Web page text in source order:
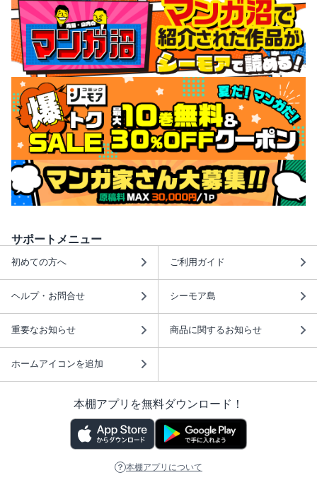
サポートメニュー
初めての方へ ご利用ガイド
ヘルプ・お問合せ シーモア島
重要なお知らせ 商品に関するお知らせ
ホームアイコンを追加
本棚アプリを無料ダウンロード！
本棚アプリについて